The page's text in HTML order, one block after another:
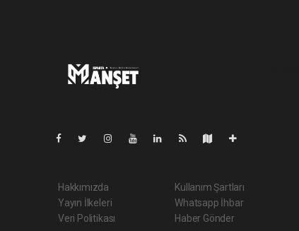
Hakkımızda
Yayın İlkeleri
Veri Politikası
Kullanım Şartları
Whatsapp İhbar
Haber Gönder